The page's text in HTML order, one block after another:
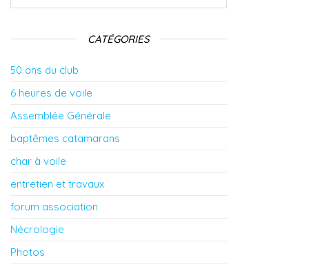
CATÉGORIES
50 ans du club
6 heures de voile
Assemblée Générale
baptêmes catamarans
char à voile
entretien et travaux
forum association
Nécrologie
Photos